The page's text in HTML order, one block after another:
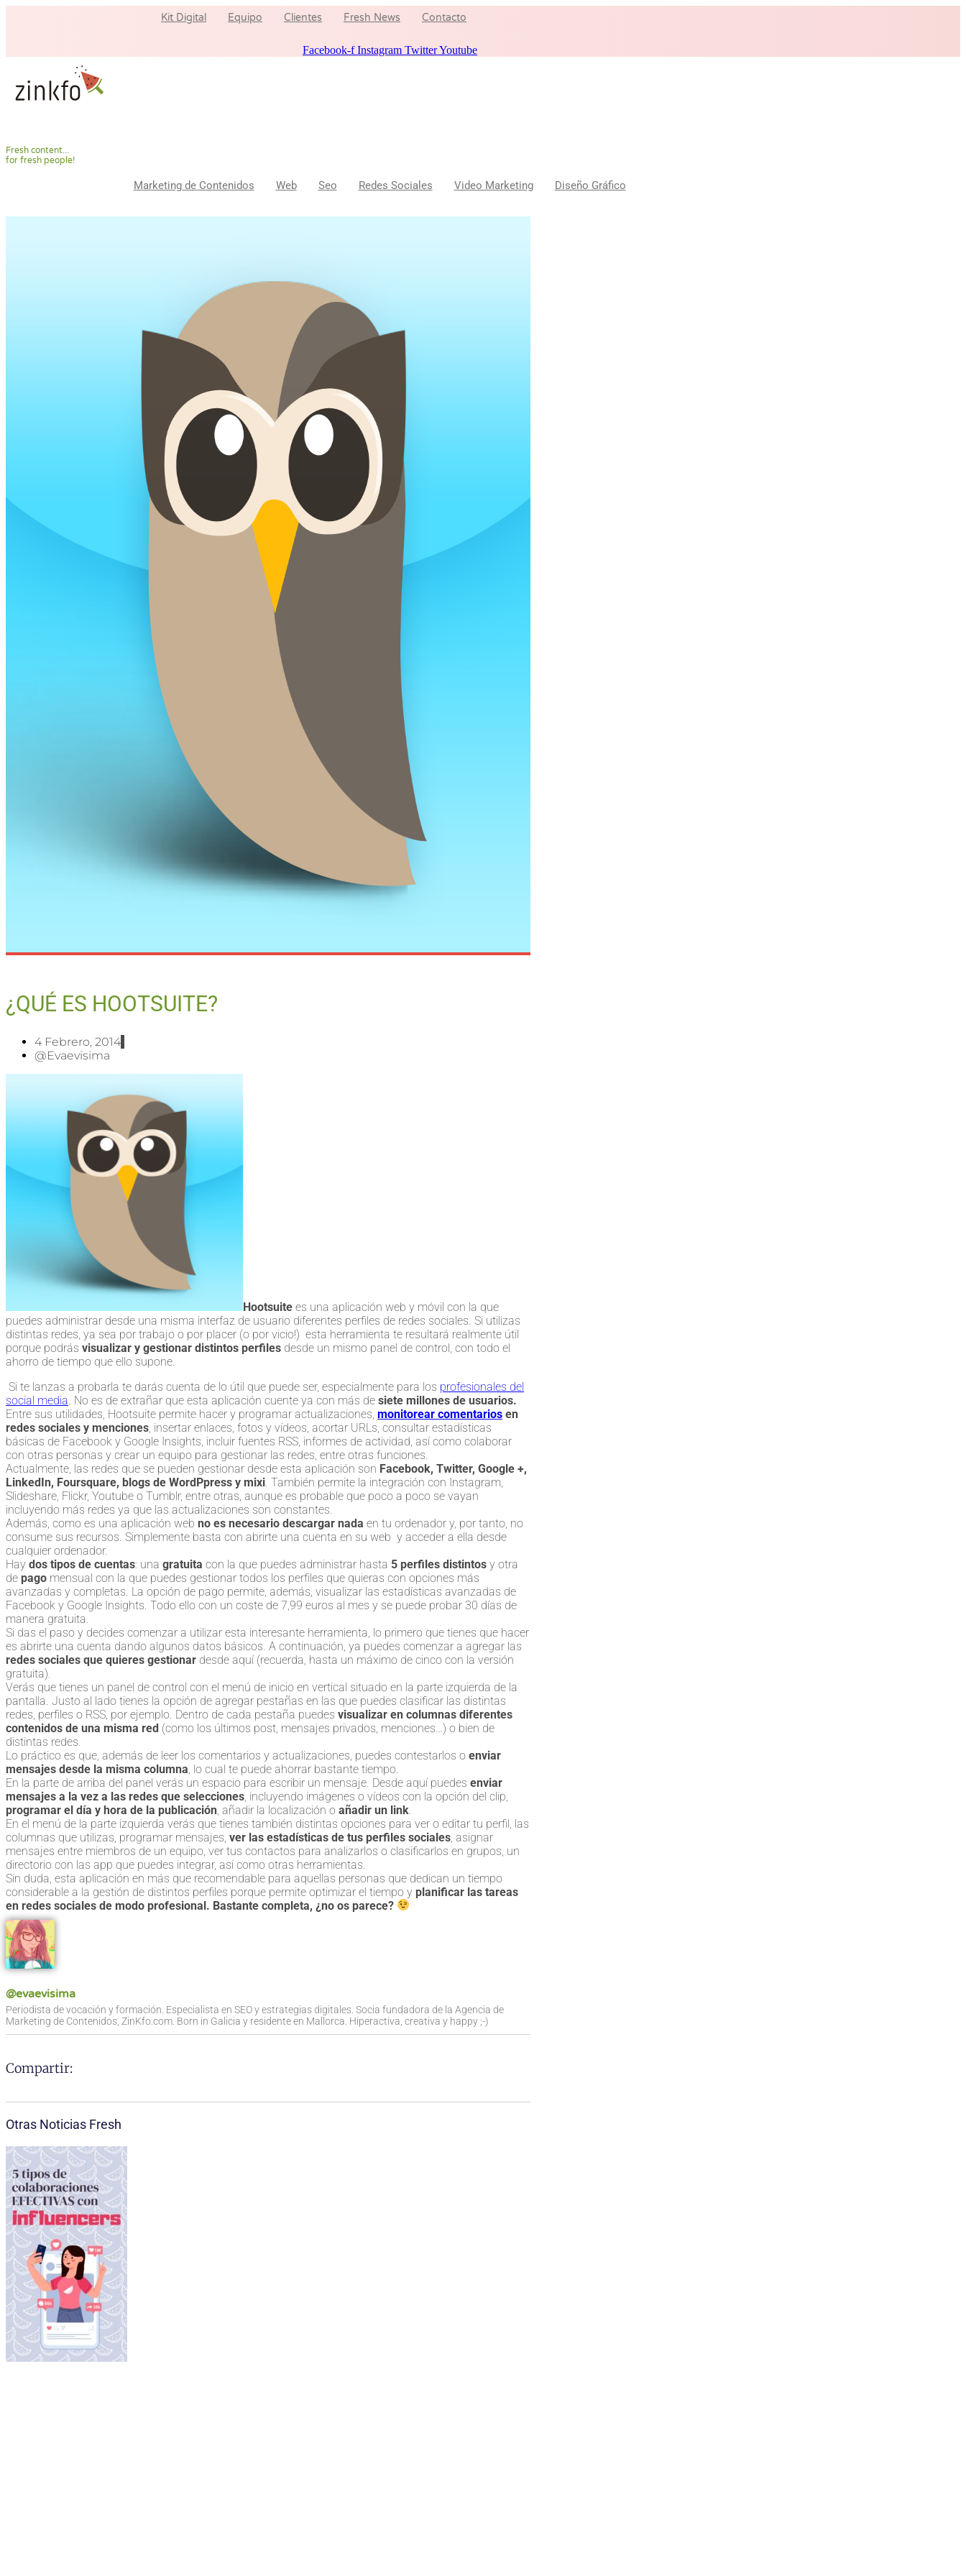
Kit Digital Equipo Clientes Fresh News Contacto
Facebook-f Instagram TwitterYoutube
Fresh content...
for fresh people!
Marketing de Contenidos Web Seo Redes Sociales Video Marketing Diseño Gráfico
¿QUÉ ES HOOTSUITE?
4 Febrero, 2014
@evaevisima
Hootsuite es una aplicación web y móvil con la que
puedes administrar desde una misma interfaz de usuario diferentes perfiles de redes sociales. Si utilizas
distintas redes, ya sea por trabajo o por placer (o por vicio!) esta herramienta te resultará realmente útil
porque podrás visualizar y gestionar distintos perfiles desde un mismo panel de control, con todo el
ahorro de tiempo que ello supone.
Si te lanzas a probarla te darás cuenta de lo útil que puede ser, especialmente para los profesionales del
social media . No es de extrañar que esta aplicación cuente ya con más de siete millones de usuarios.
Entre sus utilidades, Hootsuite permite hacer y programar actualizaciones, monitorear comentarios en
redes sociales y menciones , insertar enlaces, fotos y vídeos, acortar URLs, consultar estadísticas
básicas de Facebook y Google Insights, incluir fuentes RSS, informes de actividad, así como colaborar
con otras personas y crear un equipo para gestionar las redes, entre otras funciones.
Actualmente, las redes que se pueden gestionar desde esta aplicación son Facebook, Twitter, Google +,
LinkedIn, Foursquare, blogs de WordPpress y mixi . También permite la integración con Instagram,
Slideshare, Flickr, Youtube o Tumblr, entre otras, aunque es probable que poco a poco se vayan
incluyendo más redes ya que las actualizaciones son constantes.
Además, como es una aplicación web no es necesario descargar nada en tu ordenador y, por tanto, no
consume sus recursos. Simplemente basta con abrirte una cuenta en su web y acceder a ella desde
cualquier ordenador.
Hay dos tipos de cuentas: una gratuita con la que puedes administrar hasta 5 perfiles distintos y otra
de pago mensual con la que puedes gestionar todos los perfiles que quieras con opciones más
avanzadas y completas. La opción de pago permite, además, visualizar las estadísticas avanzadas de
Facebook y Google Insights. Todo ello con un coste de 7,99 euros al mes y se puede probar 30 días de
manera gratuita.
Si das el paso y decides comenzar a utilizar esta interesante herramienta, lo primero que tienes que hacer
es abrirte una cuenta dando algunos datos básicos. A continuación, ya puedes comenzar a agregar las
redes sociales que quieres gestionar desde aquí (recuerda, hasta un máximo de cinco con la versión
gratuita).
Verás que tienes un panel de control con el menú de inicio en vertical situado en la parte izquierda de la
pantalla. Justo al lado tienes la opción de agregar pestañas en las que puedes clasificar las distintas
redes, perfiles o RSS, por ejemplo. Dentro de cada pestaña puedes visualizar en columnas diferentes
contenidos de una misma red (como los últimos post, mensajes privados, menciones…) o bien de
distintas redes.
Lo práctico es que, además de leer los comentarios y actualizaciones, puedes contestarlos o enviar
mensajes desde la misma columna , lo cual te puede ahorrar bastante tiempo.
En la parte de arriba del panel verás un espacio para escribir un mensaje. Desde aquí puedes enviar
mensajes a la vez a las redes que selecciones , incluyendo imágenes o vídeos con la opción del clip,
programar el día y hora de la publicación , añadir la localización o añadir un link
En el menú de la parte izquierda verás que tienes también distintas opciones para ver o editar tu perfil, las
columnas que utilizas, programar mensajes, ver las estadísticas de tus perfiles sociales , asignar
mensajes entre miembros de un equipo, ver tus contactos para analizarlos o clasificarlos en grupos, un
directorio con las app que puedes integrar, así como otras herramientas.
Sin duda, esta aplicación en más que recomendable para aquellas personas que dedican un tiempo
considerable a la gestión de distintos perfiles porque permite optimizar el tiempo y planificar las tareas
en redes sociales de modo profesional. Bastante completa, ¿no os parece?
@evaevisima
Periodista de vocación y formación. Especialista en SEO y estrategias digitales. Socia fundadora de la Agencia de
Marketing de Contenidos, ZinKfo.com. Born in Galicia y residente en Mallorca. Hiperactiva, creativa y happy ;-)
Compartir:
Otras Noticias Fresh